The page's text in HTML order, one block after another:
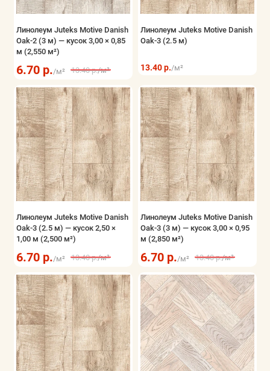
Линолеум Juteks Motive Danish
Oak-2 (3 м) — кусок 3,00 × 0,85
м (2,550 м²)
6.70 р./м² 13.40 р./м²
Линолеум Juteks Motive Danish
Oak-3 (2.5 м)
13.40 р./м²
Линолеум Juteks Motive Danish
Oak-3 (2.5 м) — кусок 2,50 ×
1,00 м (2,500 м²)
6.70 р./м² 13.40 р./м²
Линолеум Juteks Motive Danish
Oak-3 (3 м) — кусок 3,00 × 0,95
м (2,850 м²)
6.70 р./м² 13.40 р./м²